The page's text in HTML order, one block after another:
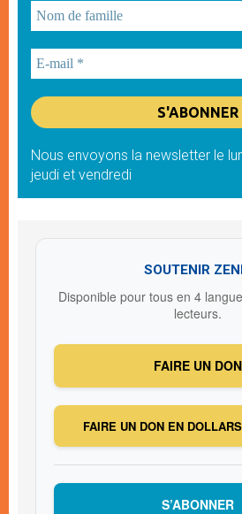
Nous envoyons la newsletter le
jeudi et vendredi
SOUTENIR
Disponible pour tous en 4
lecteurs.
FAIRE UN DON
FAIRE UN DON EN
S’ABONNER